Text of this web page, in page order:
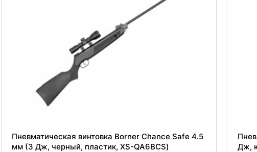
Пневматическая винтовка Borner Chance Safe 4.5
мм (3 Дж, черный, пластик, XS-QA6BCS)
Дж,